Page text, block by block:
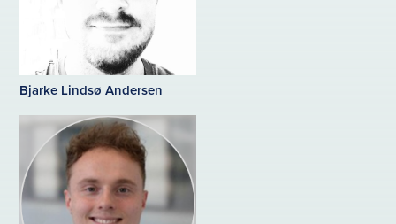
Bjarke Lindsø Andersen